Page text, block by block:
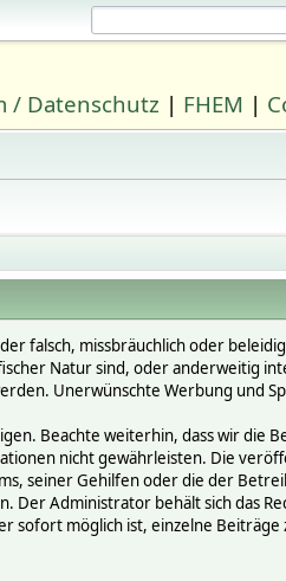
/ Datenschutz | FHEM |
falsch, missbräuchlich oder
Natur sind, oder anderweitig
Unerwünschte Werbung und
Beachte weiterhin, dass wir die
nicht gewährleisten. Die
seiner Gehilfen oder die der
Administrator behält sich das
sofort möglich ist, einzelne